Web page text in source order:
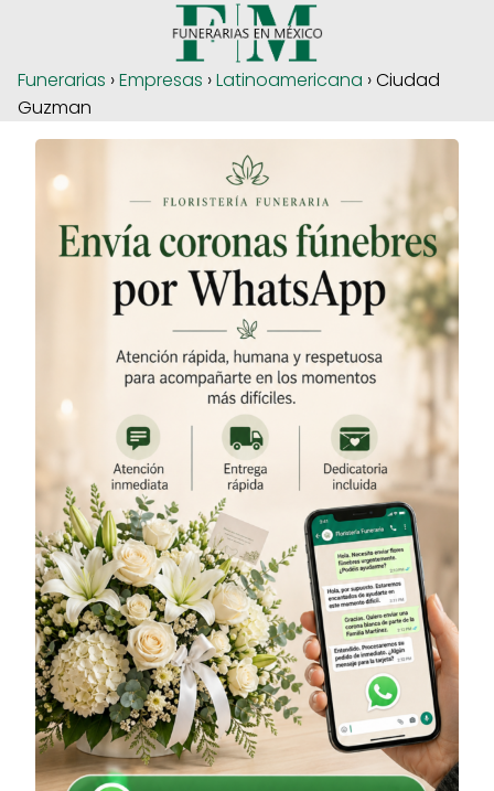
Funerarias ›Empresas ›Latinoamericana › Ciudad
Guzman